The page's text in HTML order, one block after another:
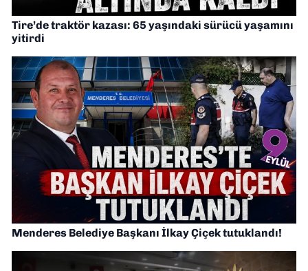
Tire’de traktör kazası: 65 yaşındaki sürücü yaşamını
yitirdi
Menderes Belediye Başkanı İlkay Çiçek tutuklandı!